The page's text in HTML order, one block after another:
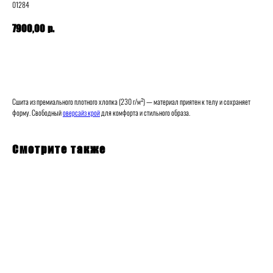
01284
7900,00 р.
Сшита из премиального плотного хлопка (230 г/м²) — материал приятен к телу и сохраняет
форму. Свободныйоверсайз кройдля комфорта и стильного образа.
Смотрите также